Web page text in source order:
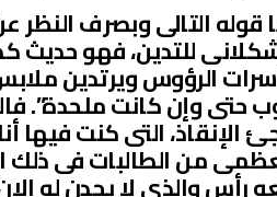
قوله التالى وبصرف
للتدين، فهو حديث
الرؤوس ويرتدين
حتى وإن كانت ملحدة”.
الإنقاذ، التى كنت فيها
من الطالبات فى ذلك
رأس والذى لا يجدن له